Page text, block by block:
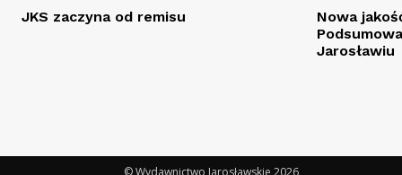
JKS zaczyna od remisu
Nowa
Jarosławiu
© Wydawnictwo Jarosławskie 2026